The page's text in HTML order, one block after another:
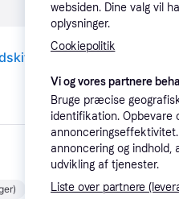
spidser
websiden. Dine valg vil
oplysninger.
Cookiepolitik
Vi og vores partnere
Bruge præcise
identifikation. Opbevare
annoncering og indhold,
udvikling af tjenester.
Liste over partnere